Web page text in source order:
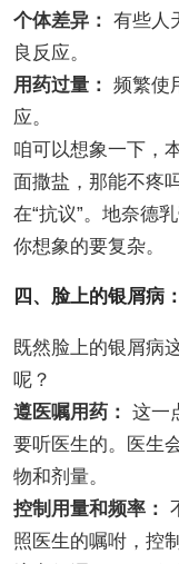
个体差异： 有些人
良反应。
用药过量： 频繁使
应。
咱可以想象一下，
面撒盐，那能不疼
在“抗议”。地奈德
你想象的要复杂。
四、脸上的银屑病
既然脸上的银屑病
呢？
遵医嘱用药： 这一
要听医生的。医生
物和剂量。
控制用量和频率：
照医生的嘱咐，控